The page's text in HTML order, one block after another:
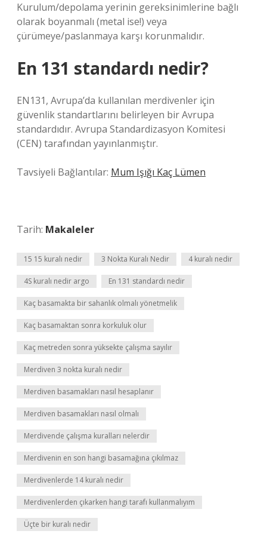
Kurulum/depolama yerinin gereksinimlerine bağlı
olarak boyanmalı (metal ise!) veya
çürümeye/paslanmaya karşı korunmalıdır.
En 131 standardı nedir?
EN131, Avrupa’da kullanılan merdivenler için
güvenlik standartlarını belirleyen bir Avrupa
standardıdır. Avrupa Standardizasyon Komitesi
(CEN) tarafından yayınlanmıştır.
Tavsiyeli Bağlantılar: Mum Işığı Kaç Lümen
Tarih: Makaleler
15 15 kuralı nedir 3 Nokta Kuralı Nedir 4 kuralı nedir
4S kuralı nedir argo En 131 standardı nedir
Kaç basamakta bir sahanlık olmalı yönetmelik
Kaç basamaktan sonra korkuluk olur
Kaç metreden sonra yüksekte çalışma sayılır
Merdiven 3 nokta kuralı nedir
Merdiven basamakları nasıl hesaplanır
Merdiven basamakları nasıl olmalı
Merdivende çalışma kuralları nelerdir
Merdivenin en son hangi basamağına çıkılmaz
Merdivenlerde 14 kuralı nedir
Merdivenlerden çıkarken hangi tarafı kullanmalıyım
Üçte bir kuralı nedir